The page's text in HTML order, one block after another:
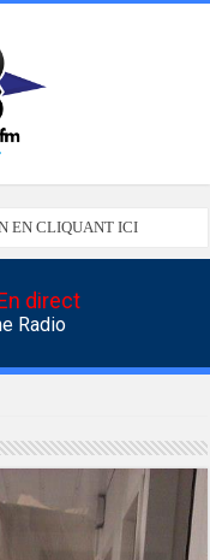
EN CLIQUANT ICI
direct
Radio